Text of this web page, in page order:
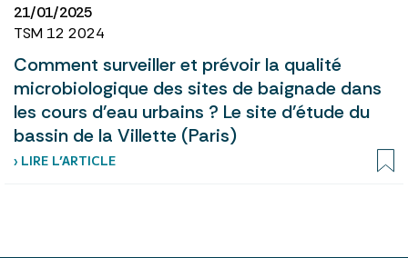
21/01/2025
TSM 12 2024
Comment surveiller et prévoir la qualité
microbiologique des sites de baignade dans
les cours d'eau urbains ? Le site d'étude du
bassin de la Villette (Paris)
› LIRE L’ARTICLE